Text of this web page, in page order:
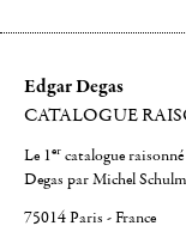
Edgar Degas
CATALOGUE
Le 1er catalogue
Degas par Michel
75014 Paris - France